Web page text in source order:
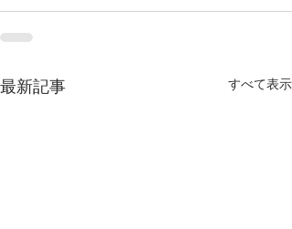
最新記事 すべて表示